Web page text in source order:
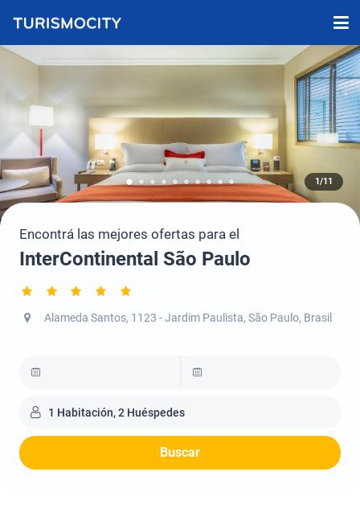
1/11
Encontrá las mejores ofertas para el
InterContinental São Paulo
Alameda Santos, 1123 - Jardim Paulista, São Paulo, Brasil
1 Habitación, 2 Huéspedes
Buscar